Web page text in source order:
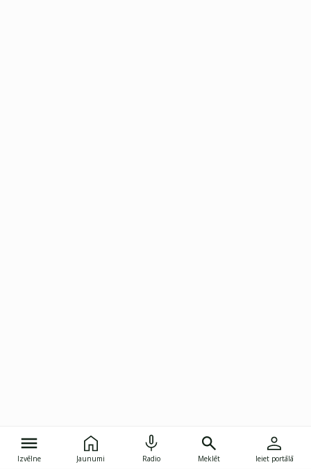
Izvēlne Jaunumi Radio Meklēt Ieiet portālā